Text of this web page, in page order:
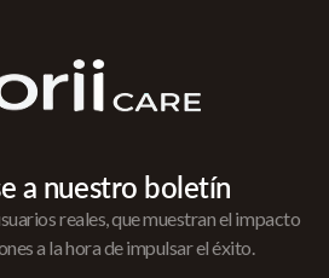
a nuestro boletín
reales, que muestran el impacto
a la hora de impulsar el éxito.